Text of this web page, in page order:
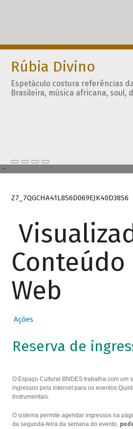
Rúbia Divino
Espetáculo costura referências
Brasileira, música africana, soul,
Z7_7QGCHA41L8S6D069EJK40D38S6
Conteúdo
Web
Ações
Reserva de
O Espaço Cultural BNDES trabalha com um
ingressos pela internet para os eventos
Instrumentais.
O sistema permite agendar ingressos na
da segunda-feira da semana do evento,